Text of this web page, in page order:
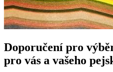
Doporučení pro
pro vás a vašeho